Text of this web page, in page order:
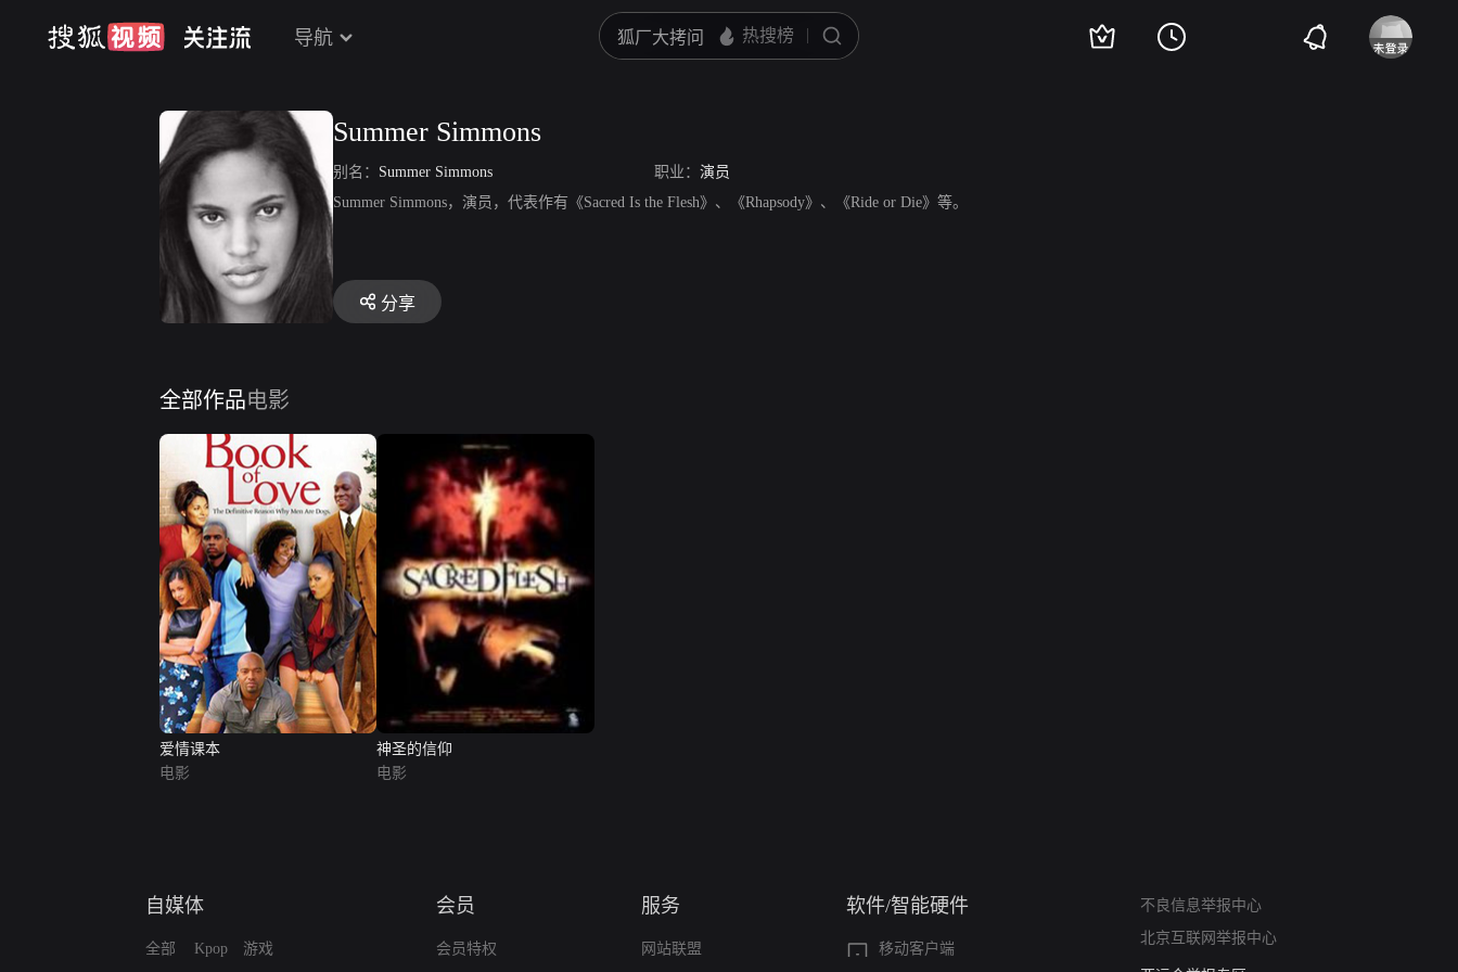
导航
Summer Simmons
别名： Summer Simmons 职业： 演员
Summer Simmons，演员，代表作有《Sacred Is the Flesh》、《Rhapsody》、《Ride or Die》等。
分享
全部作品电影
爱情课本
电影
神圣的信仰
电影
自媒体
全部 Kpop 游戏
会员
会员特权
服务
网站联盟
软件/智能硬件
移动客户端
不良信息举报中心
北京互联网举报中心
算法推荐专项举报